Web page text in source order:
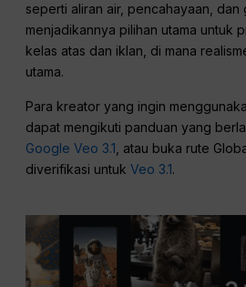
seperti aliran air, pencahayaan, dan
menjadikannya pilihan utama untuk
kelas atas dan iklan, di mana
utama.
Para kreator yang ingin
dapat mengikuti panduan yang
Google Veo 3.1 , atau buka rute
diverifikasi untukVeo 3.1.